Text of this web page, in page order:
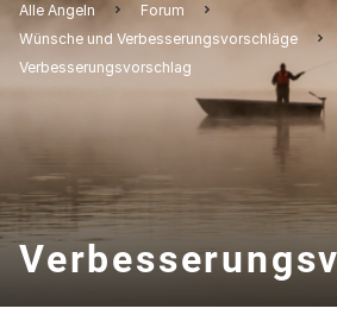
Alle Angeln
Forum
Wünsche und Verbesserungsvorschläge
Verbesserungsvorschlag